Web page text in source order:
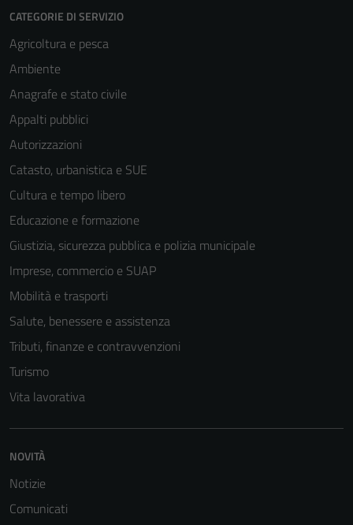
CATEGORIE DI SERVIZIO
Agricoltura e pesca
Ambiente
Anagrafe e stato civile
Appalti pubblici
Autorizzazioni
Catasto, urbanistica e SUE
Cultura e tempo libero
Educazione e formazione
Giustizia, sicurezza pubblica e polizia municipale
Imprese, commercio e SUAP
Mobilità e trasporti
Salute, benessere e assistenza
Tributi, finanze e contravvenzioni
Turismo
Vita lavorativa
NOVITÀ
Notizie
Comunicati
del sito e non